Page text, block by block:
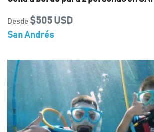
Desde $505 USD
San Andrés